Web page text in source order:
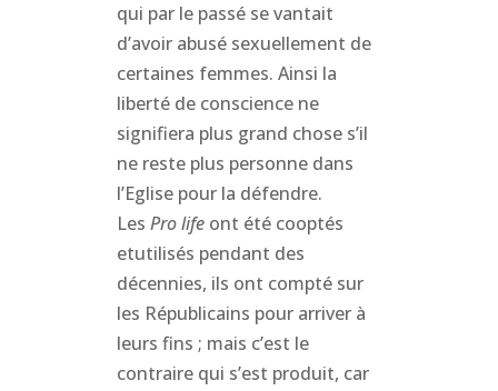
qui par le passé se vantait
d’avoir abusé sexuellement de
certaines femmes. Ainsi la
liberté de conscience ne
signifiera plus grand chose s’il
ne reste plus personne dans
l’Eglise pour la défendre.
Les Pro life ont été cooptés
etutilisés pendant des
décennies, ils ont compté sur
les Républicains pour arriver à
leurs fins ; mais c’est le
contraire qui s’est produit, car